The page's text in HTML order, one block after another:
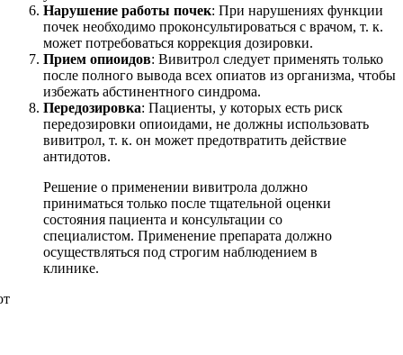
Нарушение работы почек: При нарушениях функции
почек необходимо проконсультироваться с врачом, т. к.
может потребоваться коррекция дозировки.
Прием опиоидов: Вивитрол следует применять только
после полного вывода всех опиатов из организма, чтобы
избежать абстинентного синдрома.
Передозировка: Пациенты, у которых есть риск
передозировки опиоидами, не должны использовать
вивитрол, т. к. он может предотвратить действие
антидотов.
Решение о применении вивитрола должно
приниматься только после тщательной оценки
состояния пациента и консультации со
специалистом. Применение препарата должно
осуществляться под строгим наблюдением в
клинике.